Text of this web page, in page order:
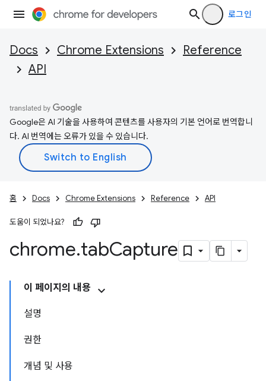
로그인
Docs Chrome Extensions
Reference
API
Google은 AI 기술을 사용하여 콘텐츠를 사용자의 기본 언어로 번역합니
다. AI 번역에는 오류가 있을 수 있습니다.
홈 Docs Chrome Extensions Reference API
도움이 되었나요?
chrome.tabCapture
이 페이지의 내용
설명
권한
개념 및 사용